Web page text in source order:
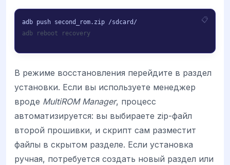
adb reboot recovery
В режиме восстановления перейдите в раздел
установки. Если вы используете менеджер
вроде MultiROM Manager, процесс
автоматизируется: вы выбираете zip-файл
второй прошивки, и скрипт сам разместит
файлы в скрытом разделе. Если установка
ручная, потребуется создать новый раздел или